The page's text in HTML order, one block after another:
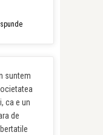
suntem
ca e un
de